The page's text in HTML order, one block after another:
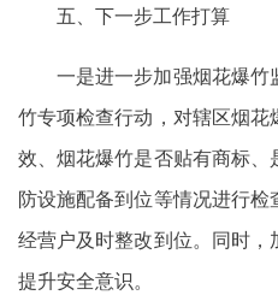
五、下一步工作打算
一是进一步加强烟花爆
竹专项检查行动，对辖区烟
效、烟花爆竹是否贴有商标
防设施配备到位等情况进行
经营户及时整改到位。同时，
提升安全意识。